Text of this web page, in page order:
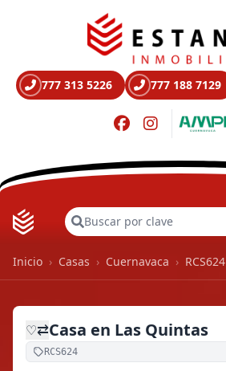
777 313 5226 777 188 7129
Buscar
Inicio › Casas › Cuernavaca › RCS624
♡⇄Casa en Las Quintas
RCS624